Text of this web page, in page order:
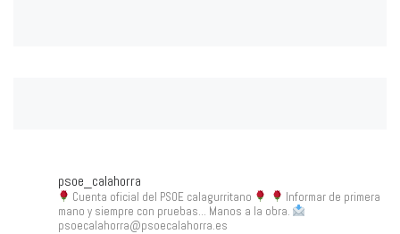
psoe_calahorra
Cuenta oficial del PSOE calagurritano
Informar de primera
mano y siempre con pruebas... Manos a la obra.
psoecalahorra@psoecalahorra.es